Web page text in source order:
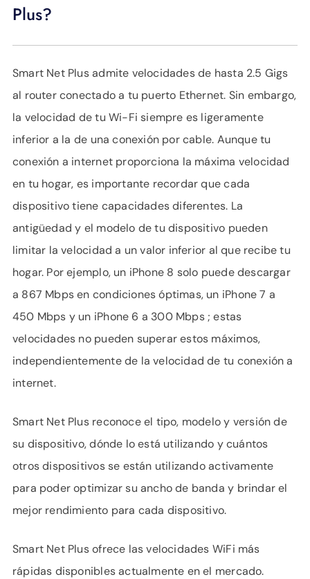
Plus?
Smart Net Plus admite velocidades de hasta 2.5 Gigs
al router conectado a tu puerto Ethernet. Sin embargo,
la velocidad de tu Wi-Fi siempre es ligeramente
inferior a la de una conexión por cable. Aunque tu
conexión a internet proporciona la máxima velocidad
en tu hogar, es importante recordar que cada
dispositivo tiene capacidades diferentes. La
antigüedad y el modelo de tu dispositivo pueden
limitar la velocidad a un valor inferior al que recibe tu
hogar. Por ejemplo, un iPhone 8 solo puede descargar
a 867 Mbps en condiciones óptimas, un iPhone 7 a
450 Mbps y un iPhone 6 a 300 Mbps ; estas
velocidades no pueden superar estos máximos,
independientemente de la velocidad de tu conexión a
internet.
Smart Net Plus reconoce el tipo, modelo y versión de
su dispositivo, dónde lo está utilizando y cuántos
otros dispositivos se están utilizando activamente
para poder optimizar su ancho de banda y brindar el
mejor rendimiento para cada dispositivo.
Smart Net Plus ofrece las velocidades WiFi más
rápidas disponibles actualmente en el mercado.